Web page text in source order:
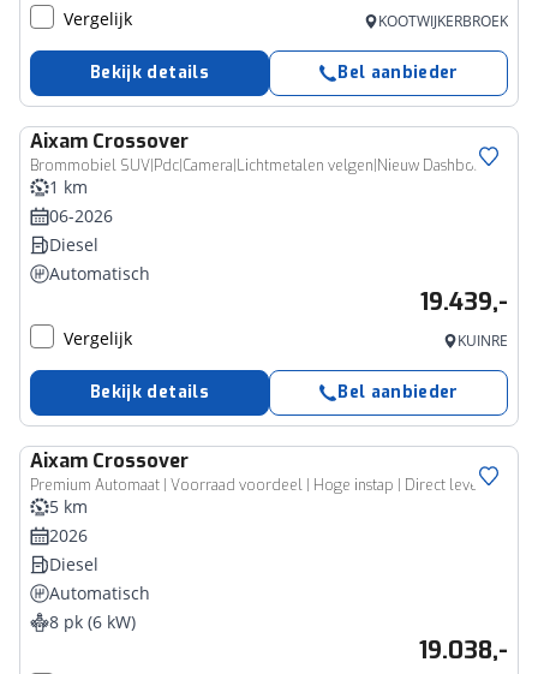
Vergelijk KOOTWIJKERBROEK
Bekijk details Bel aanbieder
Aixam Crossover
Brommobiel SUV|Pdc|Camera|Lichtmetalen velgen|Nieuw Dashboard
1 km
06-2026
Diesel
Automatisch
19.439,-
Vergelijk KUINRE
Bekijk details Bel aanbieder
Aixam Crossover
Premium Automaat | Voorraad voordeel | Hoge instap | Direct leve
5 km
2026
Diesel
Automatisch
8 pk (6 kW)
19.038,-